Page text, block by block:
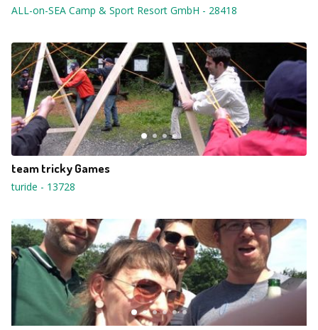
ALL-on-SEA Camp & Sport Resort GmbH - 28418
team tricky Games
turide - 13728